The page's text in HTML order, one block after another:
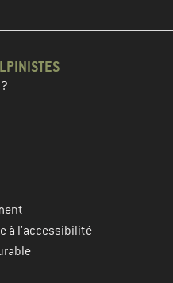
à l'accessibilité